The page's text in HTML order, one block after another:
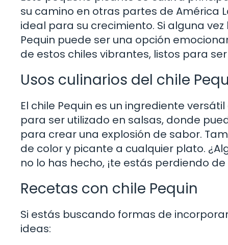
su camino en otras partes de América
ideal para su crecimiento. Si alguna
Pequin puede ser una opción
de estos chiles vibrantes, listos para
Usos culinarios del chile
El chile Pequin es un ingrediente
para ser utilizado en salsas, donde
para crear una explosión de sabor.
de color y picante a cualquier plato.
no lo has hecho, ¡te estás perdiendo
Recetas con chile Pequin
Si estás buscando formas de
ideas: